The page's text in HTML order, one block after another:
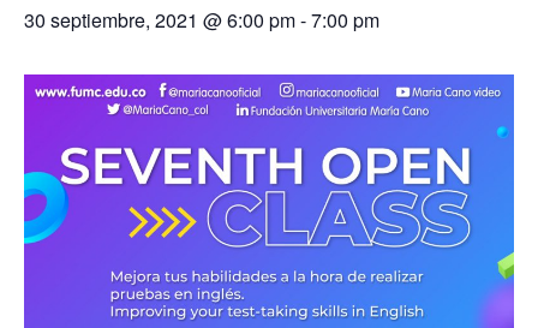
30 septiembre, 2021 @ 6:00 pm-7:00 pm